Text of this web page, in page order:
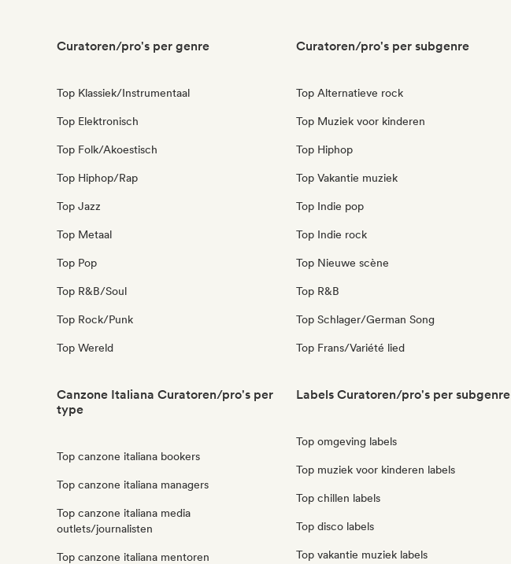
Curatoren/pro's per genre
Top Klassiek/Instrumentaal
Top Elektronisch
Top Folk/Akoestisch
Top Hiphop/Rap
Top Jazz
Top Metaal
Top Pop
Top R&B/Soul
Top Rock/Punk
Top Wereld
Curatoren/pro's per subgenre
Top Alternatieve rock
Top Muziek voor kinderen
Top Hiphop
Top Vakantie muziek
Top Indie pop
Top Indie rock
Top Nieuwe scène
Top R&B
Top Schlager/German Song
Top Frans/Variété lied
Canzone Italiana Curatoren/pro's per
type
Top canzone italiana bookers
Top canzone italiana managers
Top canzone italiana media
outlets/journalisten
Top canzone italiana mentoren
Labels Curatoren/pro's per subgenre
Top omgeving labels
Top muziek voor kinderen labels
Top chillen labels
Top disco labels
Top vakantie muziek labels